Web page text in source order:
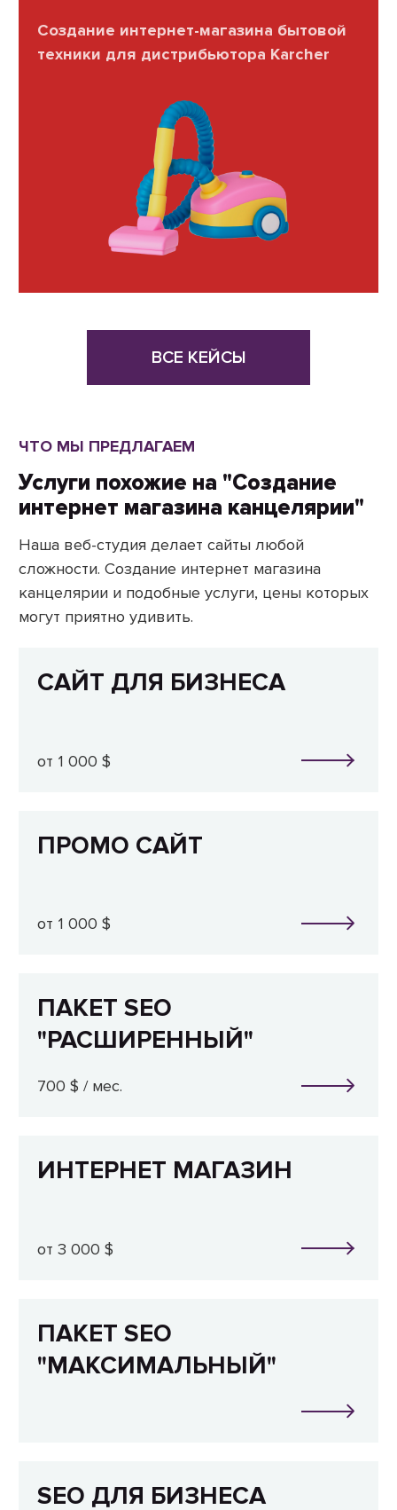
Создание интернет-магазина бытовой
техники для дистрибьютора Karcher
ВСЕ КЕЙСЫ
ЧТО МЫ ПРЕДЛАГАЕМ
Услуги похожие на "Создание
интернет магазина канцелярии"
Наша веб-студия делает сайты любой
сложности. Создание интернет магазина
канцелярии и подобные услуги, цены которых
могут приятно удивить.
САЙТ ДЛЯ БИЗНЕСА
от 1 000 $
ПРОМО САЙТ
от 1 000 $
ПАКЕТ SEO
"РАСШИРЕННЫЙ"
700 $ / мес.
ИНТЕРНЕТ МАГАЗИН
от 3 000 $
ПАКЕТ SEO
"МАКСИМАЛЬНЫЙ"
SEO ДЛЯ БИЗНЕСА